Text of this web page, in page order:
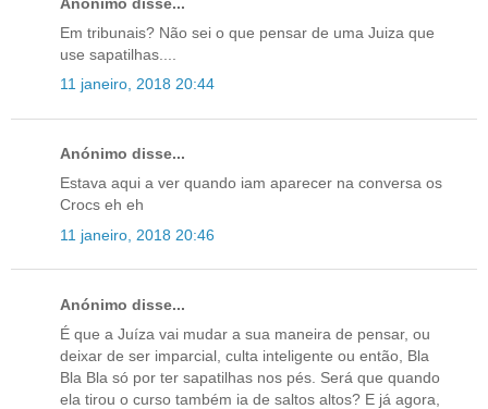
Em tribunais? Não sei o que pensar de uma Juiza que
use sapatilhas....
11 janeiro, 2018 20:44
Anónimo disse...
Estava aqui a ver quando iam aparecer na conversa os
Crocs eh eh
11 janeiro, 2018 20:46
Anónimo disse...
É que a Juíza vai mudar a sua maneira de pensar, ou
deixar de ser imparcial, culta inteligente ou então, Bla
Bla Bla só por ter sapatilhas nos pés. Será que quando
ela tirou o curso também ia de saltos altos? E já agora,